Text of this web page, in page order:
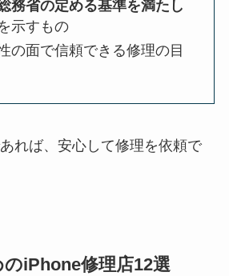
務省の定める基準を満たし
示すもの
の面で信頼できる修理の目
れば、安心して修理を依頼で
iPhone修理店12選